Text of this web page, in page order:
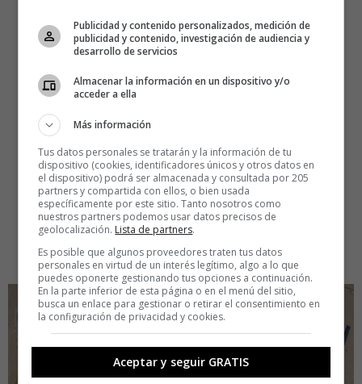
Publicidad y contenido personalizados, medición de
publicidad y contenido, investigación de audiencia y
desarrollo de servicios
Almacenar la información en un dispositivo y/o
acceder a ella
Más información
Tus datos personales se tratarán y la información de tu
dispositivo (cookies, identificadores únicos y otros datos en
el dispositivo) podrá ser almacenada y consultada por 205
partners y compartida con ellos, o bien usada
específicamente por este sitio. Tanto nosotros como
nuestros partners podemos usar datos precisos de
geolocalización. Lista de partners.
Es posible que algunos proveedores traten tus datos
personales en virtud de un interés legítimo, algo a lo que
puedes oponerte gestionando tus opciones a continuación.
En la parte inferior de esta página o en el menú del sitio,
busca un enlace para gestionar o retirar el consentimiento en
la configuración de privacidad y cookies.
Aceptar y seguir GRATIS